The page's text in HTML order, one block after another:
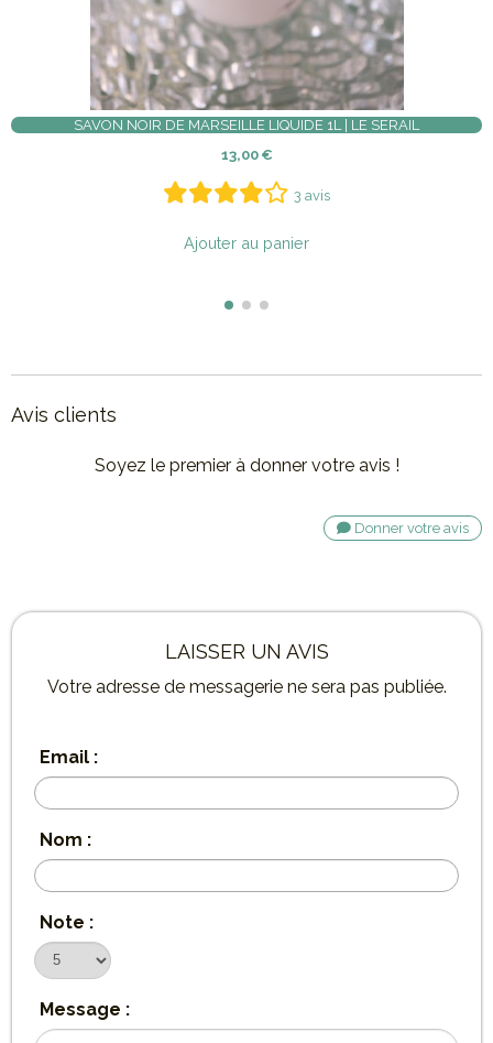
SAVON MARC DE CAFÉ EXFOLIANT 100G
Ajouter au panier
Avis clients
Soyez le premier à donner votre avis !
Donner votre avis
LAISSER UN AVIS
Votre adresse de messagerie ne sera pas publiée.
Email :
Nom :
Note :
Message :